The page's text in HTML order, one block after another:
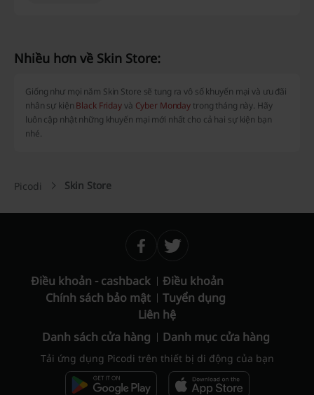
Nhiều hơn về Skin Store:
Giống như mọi năm Skin Store sẽ tung ra vô số khuyến mại và ưu đãi
nhân sự kiện Black Fridayvà Cyber Monday trong tháng này. Hãy
luôn cập nhật những khuyến mại mới nhất cho cả hai sự kiện bạn
nhé.
Picodi Skin Store
Điều khoản - cashback
Điều khoản
Chính sách bảo mật
Tuyển dụng
Liên hệ
Danh sách cửa hàng
Danh mục cửa hàng
Tải ứng dụng Picodi trên thiết bị di động của bạn